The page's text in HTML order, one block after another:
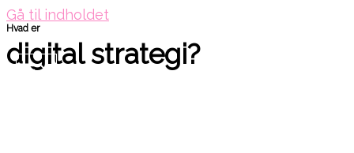
Gå til indholdet
Hvad er
digital strategi?